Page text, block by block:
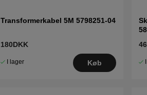
Transformerkabel 5M 5798251-04
180DKK
I lager Køb